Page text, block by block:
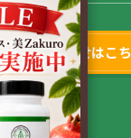
お問い合わせはこ